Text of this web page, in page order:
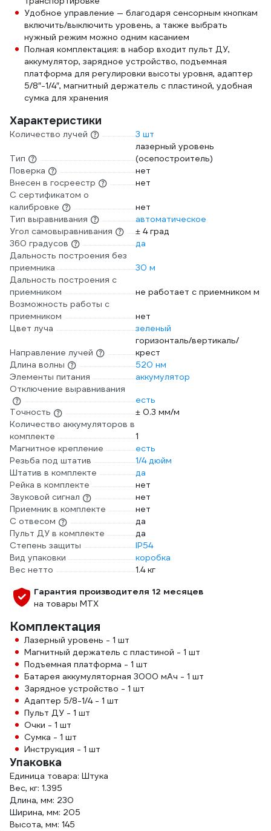
Удобное управление — благодаря сенсорным кнопкам
включить/выключить уровень, а также выбрать
нужный режим можно одним касанием
Полная комплектация: в набор входит пульт ДУ,
аккумулятор, зарядное устройство, подъемная
платформа для регулировки высоты уровня, адаптер
5/8″-1/4″, магнитный держатель с пластиной, удобная
сумка для хранения
Характеристики
Количество лучей 3 шт
Тип
лазерный уровень
(осепостроитель)
Поверка
нет
Внесен в госреестр
нет
С сертификатом о
калибровке
нет
Тип выравнивания
автоматическое
Угол самовыравнивания
± 4 град
360 градусов
да
Дальность построения без
приемника
30 м
Дальность построения с
приемником
не работает с приемником м
Возможность работы с
приемником
нет
Цвет луча
зеленый
Направление лучей
горизонталь/вертикаль/
крест
Длина волны
520 нм
Элементы питания
аккумулятор
Отключение выравнивания
есть
Точность
± 0.3 мм/м
Количество аккумуляторов в
комплекте
1
Магнитное крепление
есть
Резьба под штатив
1/4 дюйм
Штатив в комплекте
да
Рейка в комплекте
нет
Звуковой сигнал
нет
Приемник в комплекте
нет
С отвесом
да
Пульт ДУ в комплекте
да
Степень защиты
IP54
Вид упаковки
коробка
Вес нетто
1.4 кг
Гарантия производителя 12 месяцев
на товары MTX
Комплектация
Лазерный уровень - 1 шт
Магнитный держатель с пластиной - 1 шт
Подъемная платформа - 1 шт
Батарея аккумуляторная 3000 мАч - 1 шт
Зарядное устройство - 1 шт
Адаптер 5/8-1/4 - 1 шт
Пульт ДУ - 1 шт
Очки - 1 шт
Сумка - 1 шт
Инструкция - 1 шт
Упаковка
Единица товара: Штука
Вес, кг: 1.395
Длина, мм: 230
Ширина, мм: 205
Высота, мм: 145